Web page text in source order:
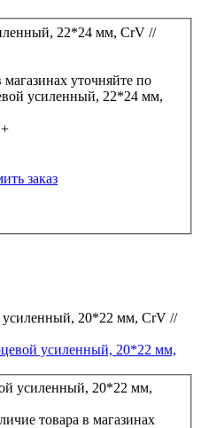
уточняйте по
усиленный, 22*24 мм,
+
заказ
усиленный, 20*22 мм,
товара в магазинах